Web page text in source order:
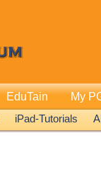
iPad-Tutorials
EduTain My